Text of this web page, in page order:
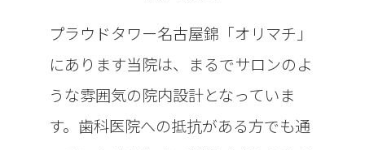
プラウドタワー名古屋錦「オリマチ」
にあります当院は、まるでサロンのよ
うな雰囲気の院内設計となっていま
す。歯科医院への抵抗がある方でも通